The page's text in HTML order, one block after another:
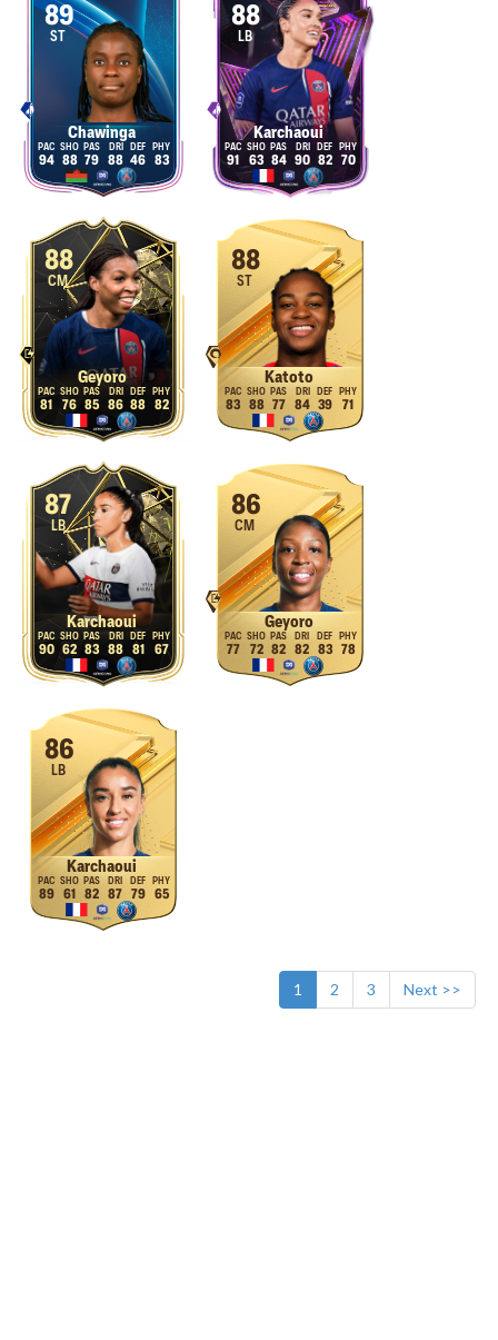
89
ST
Chawinga
94 88 79 88 46 83
88
LB
Karchaoui
91 63 84 90 82 70
88
CM
Geyoro
81 76 85 86 88 82
88
ST
Katoto
83 88 77 84 39 71
87
LB
Karchaoui
90 62 83 88 81 67
86
CM
Geyoro
77 72 82 82 83 78
86
LB
Karchaoui
89 61 82 87 79 65
1 2 3 Next >>